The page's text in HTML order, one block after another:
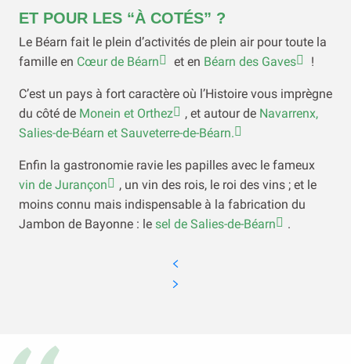
ET POUR LES “À COTÉS” ?
Le Béarn fait le plein d’activités de plein air pour toute la
famille en Cœur de Béarn et en Béarn des Gaves !
C’est un pays à fort caractère où l’Histoire vous imprègne
du côté de Monein et Orthez , et autour de Navarrenx,
Salies-de-Béarn et Sauveterre-de-Béarn.
Enfin la gastronomie ravie les papilles avec le fameux
vin de Jurançon
, un vin des rois, le roi des vins ; et le
moins connu mais indispensable à la fabrication du
Jambon de Bayonne : le sel de Salies-de-Béarn .